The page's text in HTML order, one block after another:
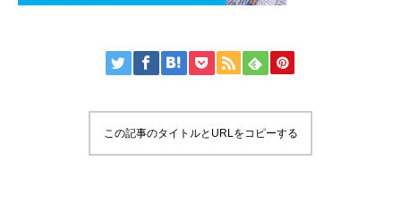
この記事のタイトルとURLをコピーする